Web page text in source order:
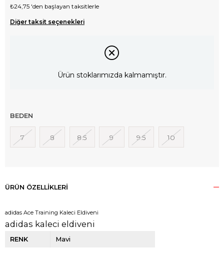
₺24,75 'den başlayan taksitlerle
Diğer taksit seçenekleri
Ürün stoklarımızda kalmamıştır.
BEDEN
7 8 8.5 9 9.5 10
ÜRÜN ÖZELLIKLERI
adidas Ace Training Kaleci Eldiveni
adidas kaleci eldiveni
RENK Mavi